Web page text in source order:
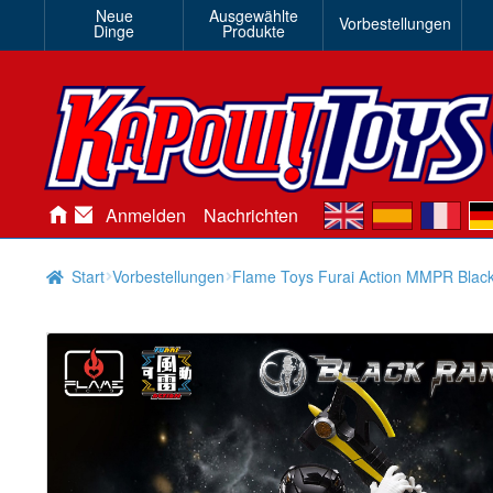
Neue
Dinge
Ausgewählte
Produkte Vorbestellungen
Anmelden Nachrichten en es de
Start Vorbestellungen Flame Toys Furai Action MMPR